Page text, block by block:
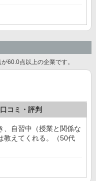
60.0点以上の企業です。
コミ・評判
、自習中（授業と関係な
教えてくれる。（50代